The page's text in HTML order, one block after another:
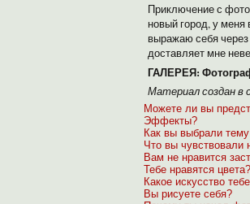
Приключение с
новый город, у
выражаю себя
доставляет мне
ГАЛЕРЕЯ:
Материал создан в
Можете ли вы
Эффекты?
Как вы выбрали
Что вы чувствовали
Вам не нравится
Тебе нравятся цвета?
Какое искусство
Вы рисуете себя?